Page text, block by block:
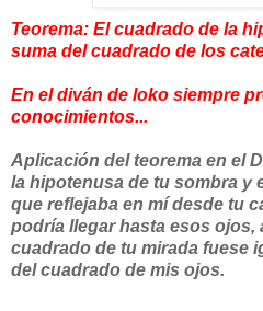
Teorema: El cuadrado de la
suma del cuadrado de los
En el diván de loko siempre
conocimientos...
Aplicación del teorema en el
la hipotenusa de tu sombra y
que reflejaba en mí desde tu
podría llegar hasta esos ojos,
cuadrado de tu mirada fuese
del cuadrado de mis ojos.